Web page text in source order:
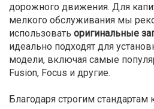
дорожного движения. Для
мелкого обслуживания мы
использовать оригинальные
идеально подходят для
модели, включая самые
Fusion, Focus и другие.
Благодаря строгим стандартам